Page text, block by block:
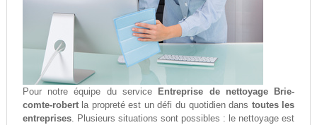
Pour notre équipe du service
Entreprise de nettoyage Brie-
comte-robertla propreté est un défi du quotidien dans toutes les
entreprises. Plusieurs situations sont possibles : le nettoyage est